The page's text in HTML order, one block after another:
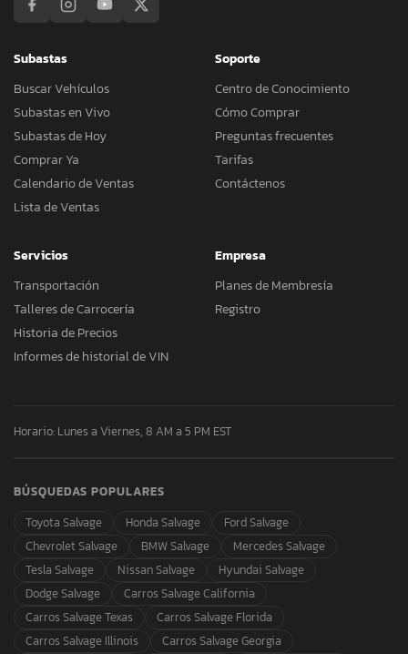
Subastas
Buscar Vehículos
Subastas en Vivo
Subastas de Hoy
Comprar Ya
Calendario de Ventas
Lista de Ventas
Soporte
Centro de Conocimiento
Cómo Comprar
Preguntas frecuentes
Tarifas
Contáctenos
Servicios
Transportación
Talleres de Carrocería
Historia de Precios
Informes de historial de VIN
Empresa
Planes de Membresía
Registro
Horario: Lunes a Viernes, 8 AM a 5 PM EST
BÚSQUEDAS POPULARES
Toyota Salvage
Honda Salvage
Ford Salvage
Chevrolet Salvage
BMW Salvage
Mercedes Salvage
Tesla Salvage
Nissan Salvage
Hyundai Salvage
Dodge Salvage
Carros Salvage California
Carros Salvage Texas
Carros Salvage Florida
Carros Salvage Illinois
Carros Salvage Georgia